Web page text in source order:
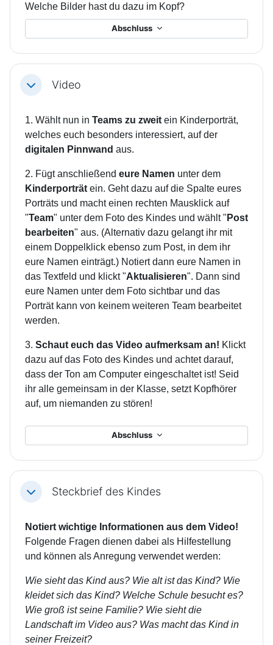
Abschluss
Welche Bilder hast du dazu im Kopf?
Einklappen
Video
Abschluss
1. Wählt nun in Teams zu zweit ein Kinderporträt,
welches euch besonders interessiert, auf der
digitalen Pinnwand aus.
2. Fügt anschließend eure Namen unter dem
Kinderporträt ein. Geht dazu auf die Spalte eures
Porträts und macht einen rechten Mausklick auf
"Team" unter dem Foto des Kindes und wählt " Post
bearbeiten" aus. (Alternativ dazu gelangt ihr mit
einem Doppelklick ebenso zum Post, in dem ihr
eure Namen einträgt.) Notiert dann eure Namen in
das Textfeld und klickt "Aktualisieren". Dann sind
eure Namen unter dem Foto sichtbar und das
Porträt kann von keinem weiteren Team bearbeitet
werden.
3. Schaut euch das Video aufmerksam an! Klickt
dazu auf das Foto des Kindes und achtet darauf,
dass der Ton am Computer eingeschaltet ist! Seid
ihr alle gemeinsam in der Klasse, setzt Kopfhörer
auf, um niemanden zu stören!
EinklappenSteckbrief des Kindes
Notiert wichtige Informationen aus dem Video!
Folgende Fragen dienen dabei als Hilfestellung
und können als Anregung verwendet werden:
Wie sieht das Kind aus? Wie alt ist das Kind? Wie
kleidet sich das Kind? Welche Schule besucht es?
Wie groß ist seine Familie? Wie sieht die
Landschaft im Video aus? Was macht das Kind in
seiner Freizeit?